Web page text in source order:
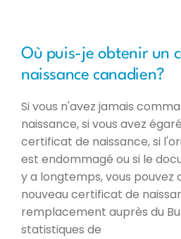
Où puis-je obtenir un
naissance canadien?
Si vous n'avez jamais
naissance, si vous avez
certificat de naissance, si
est endommagé ou si le
y a longtemps, vous pouvez
nouveau certificat de
remplacement auprès du
statistiques de